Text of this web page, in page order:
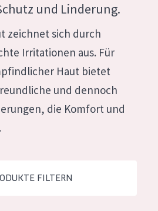
und Linderung.
zeichnet sich durch
Irritationen aus. Für
Haut bietet
und dennoch
die Komfort und
FILTERN